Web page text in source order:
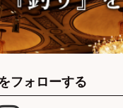
フォローする